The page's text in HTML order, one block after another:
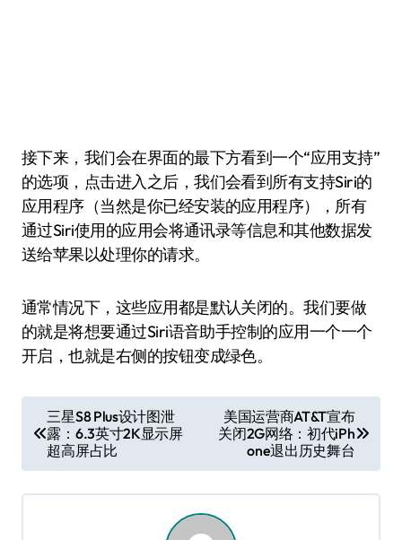
接下来，我们会在界面的最下方看到一个“应用支持”
的选项，点击进入之后，我们会看到所有支持Siri的
应用程序（当然是你已经安装的应用程序），所有
通过Siri使用的应用会将通讯录等信息和其他数据发
送给苹果以处理你的请求。
通常情况下，这些应用都是默认关闭的。我们要做
的就是将想要通过Siri语音助手控制的应用一个一个
开启，也就是右侧的按钮变成绿色。
章
导
航
三星S8 Plus设计图泄
露：6.3英寸2K显示屏
超高屏占比
美国运营商AT&T宣布
关闭2G网络：初代iPh
one退出历史舞台